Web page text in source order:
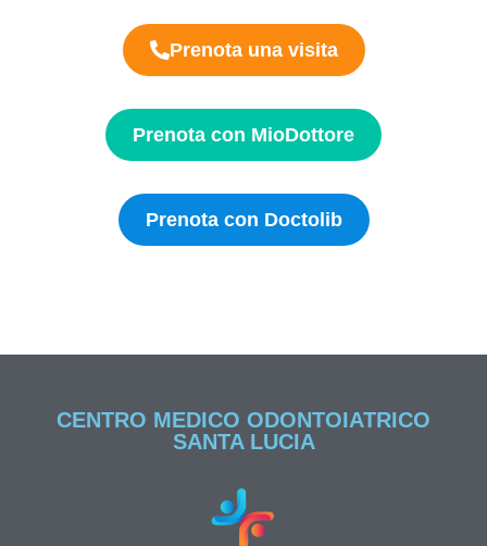
Prenota una visita
Prenota con MioDottore
Prenota con Doctolib
CENTRO MEDICO ODONTOIATRICO
SANTA LUCIA